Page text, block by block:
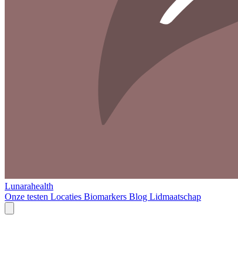
Lunarahealth
Onze testen Locaties Biomarkers Blog Lidmaatschap